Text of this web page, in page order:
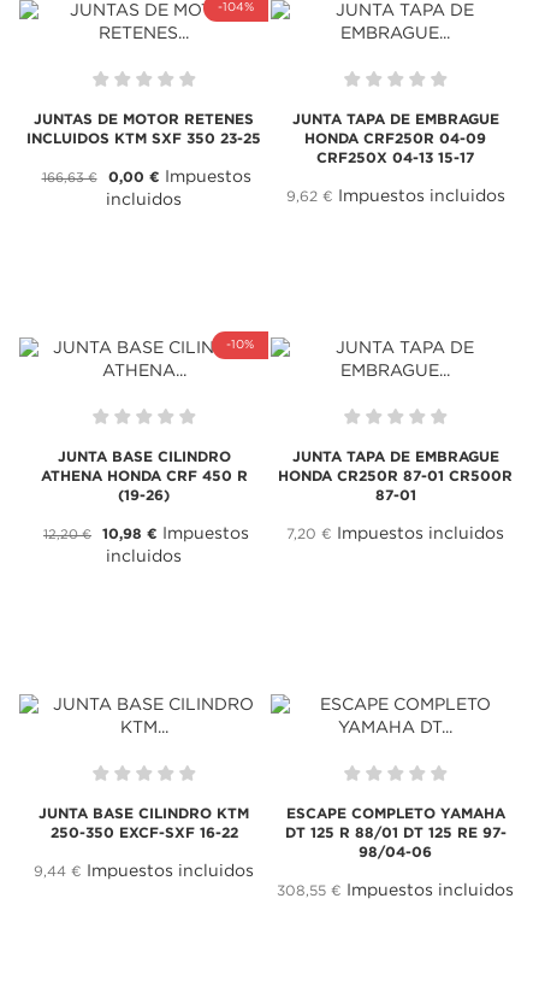
-104%
JUNTAS DE MOTOR RETENES
INCLUIDOS KTM SXF 350 23-25
166,63 € 0,00 € Impuestos
incluidos
JUNTA TAPA DE EMBRAGUE
HONDA CRF250R 04-09
CRF250X 04-13 15-17
9,62 € Impuestos incluidos
-10%
JUNTA BASE CILINDRO
ATHENA HONDA CRF 450 R
(19-26)
12,20 € 10,98 €
Impuestos
incluidos
JUNTA TAPA DE EMBRAGUE
HONDA CR250R 87-01 CR500R
87-01
7,20 € Impuestos incluidos
JUNTA BASE CILINDRO KTM
250-350 EXCF-SXF 16-22
9,44 € Impuestos incluidos
ESCAPE COMPLETO YAMAHA
DT 125 R 88/01 DT 125 RE 97-
98/04-06
308,55 € Impuestos incluidos